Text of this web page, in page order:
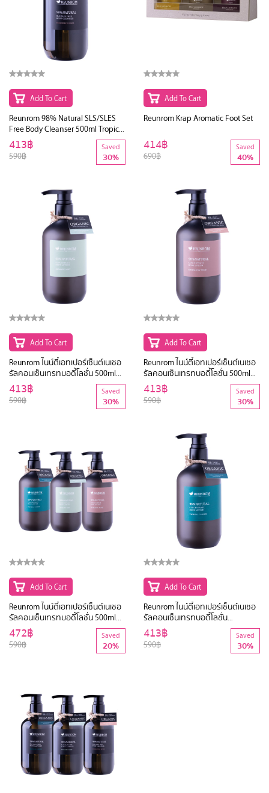
Add To Cart
Reunrom 98% Natural SLS/SLES
Free Body Cleanser 500ml Tropical
Garden
590฿
413฿ Saved
30%
Add To Cart
Reunrom Krap Aromatic Foot Set
690฿
414฿ Saved
40%
Add To Cart
Reunrom ไนน์ตี้เอทเปอร์เซ็นต์เนเชอ
รัลคอนเซ็นเทรทบอดี้โลชั่น 500ml
Aromatic Mint
590฿
413฿ Saved
30%
Add To Cart
Reunrom ไนน์ตี้เอทเปอร์เซ็นต์เนเชอ
รัลคอนเซ็นเทรทบอดี้โลชั่น 500ml
Energizing Wood
590฿
413฿ Saved
30%
Add To Cart
Reunrom ไนน์ตี้เอทเปอร์เซ็นต์เนเชอ
รัลคอนเซ็นเทรทบอดี้โลชั่น 500ml
รื่นรมย์
590฿
472฿ Saved
20%
Add To Cart
Reunrom ไนน์ตี้เอทเปอร์เซ็นต์เนเชอ
รัลคอนเซ็นเทรทบอดี้โลชั่น
500mlTropical Garden
590฿
413฿ Saved
30%